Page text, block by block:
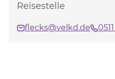
Reisestelle
flecks@velkd.de